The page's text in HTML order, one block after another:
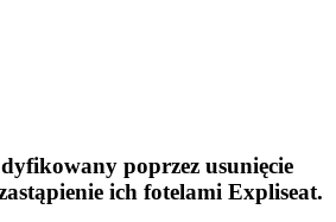
poprzez usunięcie
ich fotelami Expliseat.